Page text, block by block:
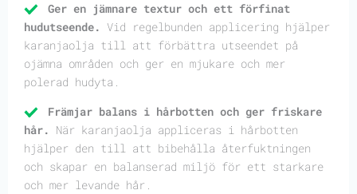
Ger en jämnare textur och ett förfinat
hudutseende. Vid regelbunden applicering hjälper
karanjaolja till att förbättra utseendet på
ojämna områden och ger en mjukare och mer
polerad hudyta.
Främjar balans i hårbotten och ger friskare
hår. När karanjaolja appliceras i hårbotten
hjälper den till att bibehålla återfuktningen
och skapar en balanserad miljö för ett starkare
och mer levande hår.